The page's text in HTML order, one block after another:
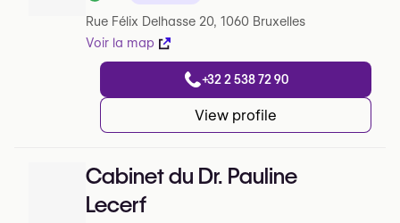
Note de sur 5 sur Google
Rue Félix Delhasse 20, 1060 Bruxelles
Voir la map
+32 2 538 72 90
View profile
Cabinet du Dr. Pauline
Lecerf